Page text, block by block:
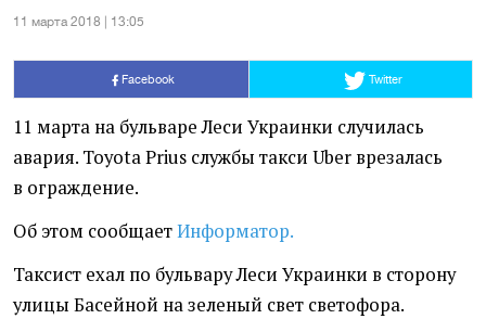
11 марта 2018 | 13:05
Facebook Twitter
11 марта на бульваре Леси Украинки случилась
авария. Toyota Prius службы такси Uber врезалась
в ограждение.
Об этом сообщаетИнформатор.
Таксист ехал по бульвару Леси Украинки в сторону
улицы Басейной на зеленый свет светофора.